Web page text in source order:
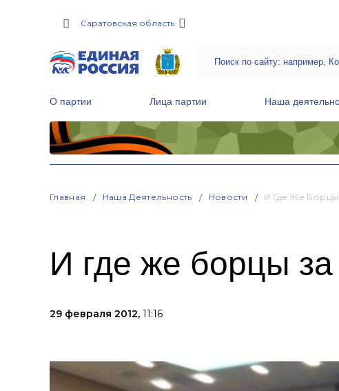
Саратовская область
О партии Лица партии Наша
Главная Наша Деятельность Новости И Где Же
И где же борцы
29 февраля 2012, 11:16